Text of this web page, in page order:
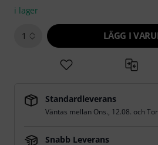
i lager
1 LÄGG I
Standardleverans
Väntas mellan Ons., 12.08. och
Snabb Leverans